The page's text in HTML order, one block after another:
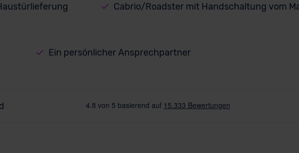
Cabrio/Roadster mit Handschaltung vom
Ein persönlicher Ansprechpartner